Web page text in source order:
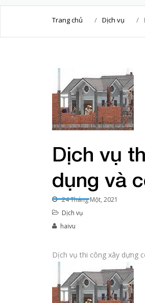
Trang chủ / Dịch vụ /
Dịch vụ
dụng và
24 Tháng Một, 2021
Dịch vụ
haivu
Dịch vụ thi công xây dựng